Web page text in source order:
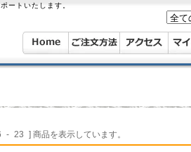
ートいたします。
- 23 ] 商品を表示しています。